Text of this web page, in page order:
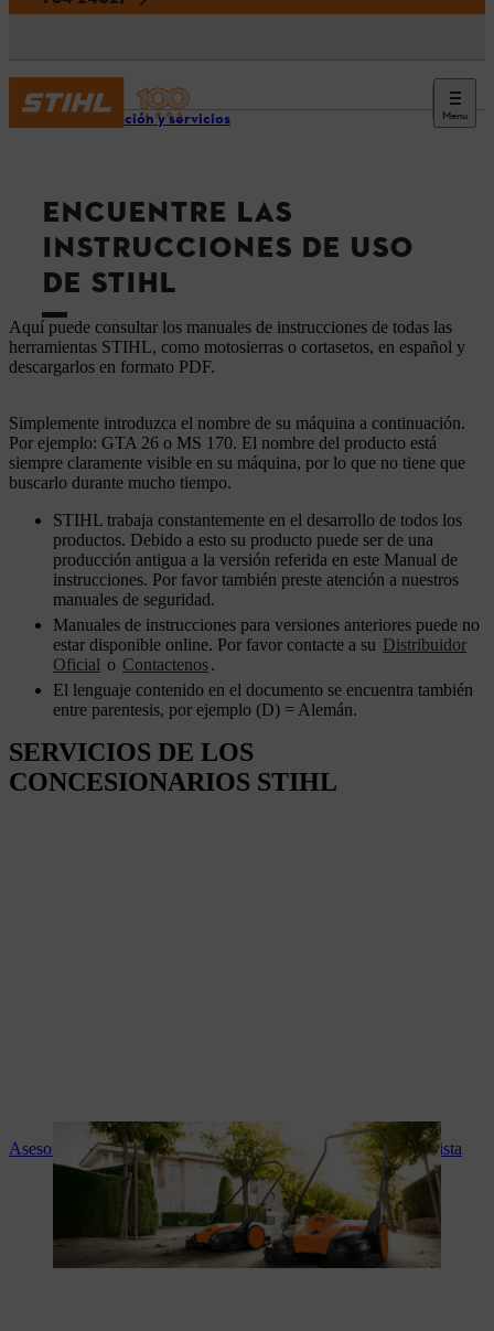
Menu
Información y servicios
ENCUENTRE LAS
INSTRUCCIONES DE USO
DE STIHL
Aquí puede consultar los manuales de instrucciones de todas las
herramientas STIHL, como motosierras o cortasetos, en español y
descargarlos en formato PDF.
Simplemente introduzca el nombre de su máquina a continuación.
Por ejemplo: GTA 26 o MS 170. El nombre del producto está
siempre claramente visible en su máquina, por lo que no tiene que
buscarlo durante mucho tiempo.
STIHL trabaja constantemente en el desarrollo de todos los
productos. Debido a esto su producto puede ser de una
producción antigua a la versión referida en este Manual de
instrucciones. Por favor también preste atención a nuestros
manuales de seguridad.
Manuales de instrucciones para versiones anteriores puede no
estar disponible online. Por favor contacte a su Distribuidor
Oficial o Contactenos.
El lenguaje contenido en el documento se encuentra también
entre parentesis, por ejemplo (D) = Alemán.
SERVICIOS DE LOS
CONCESIONARIOS STIHL
Asesoramiento experto y servicio STIHL en tu tienda especialista